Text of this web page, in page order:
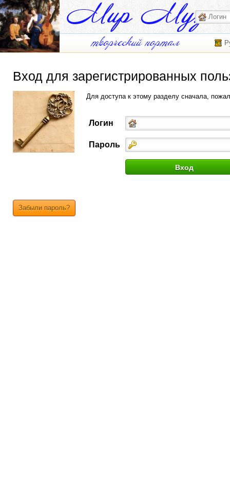
Вход для зарегистрированных
Для доступа к этому разделу сначала,
Логин
Пароль
Забыли пароль?